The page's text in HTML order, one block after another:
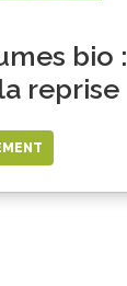
bio :
reprise